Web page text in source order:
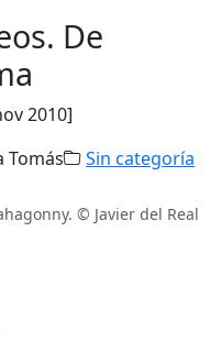
De
2010]
Tomás Sin categoría
© Javier del Real